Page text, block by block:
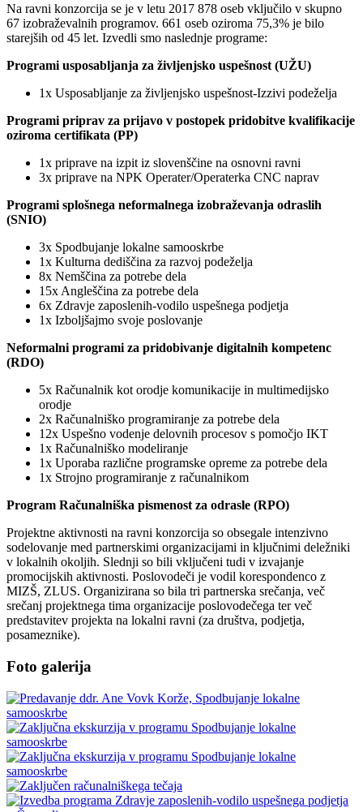
Na ravni konzorcija se je v letu 2017 878 oseb vključilo v skupno
67 izobraževalnih programov. 661 oseb oziroma 75,3% je bilo
starejših od 45 let. Izvedli smo naslednje programe:
Programi usposabljanja za življenjsko uspešnost (UŽU)
1x Usposabljanje za življenjsko uspešnost-Izzivi podeželja
Programi priprav za prijavo v postopek pridobitve kvalifikacije
oziroma certifikata (PP)
1x priprave na izpit iz slovenščine na osnovni ravni
3x priprave na NPK Operater/Operaterka CNC naprav
Programi splošnega neformalnega izobraževanja odraslih
(SNIO)
3x Spodbujanje lokalne samooskrbe
1x Kulturna dediščina za razvoj podeželja
8x Nemščina za potrebe dela
15x Angleščina za potrebe dela
6x Zdravje zaposlenih-vodilo uspešnega podjetja
1x Izboljšajmo svoje poslovanje
Neformalni programi za pridobivanje digitalnih kompetenc
(RDO)
5x Računalnik kot orodje komunikacije in multimedijsko
orodje
2x Računalniško programiranje za potrebe dela
12x Uspešno vodenje delovnih procesov s pomočjo IKT
1x Računalniško modeliranje
1x Uporaba različne programske opreme za potrebe dela
1x Strojno programiranje z računalnikom
Program Računalniška pismenost za odrasle (RPO)
Projektne aktivnosti na ravni konzorcija so obsegale intenzivno
sodelovanje med partnerskimi organizacijami in ključnimi deležniki
v lokalnih okoljih. Slednji so bili vključeni tudi v izvajanje
promocijskih aktivnosti. Poslovodeči je vodil korespondenco z
MIZŠ, ZLUS. Organizirana so bila tri partnerska srečanja, več
srečanj projektnega tima organizacije poslovodečega ter več
predstavitev projekta na lokalni ravni (za društva, podjetja,
posameznike).
Foto galerija